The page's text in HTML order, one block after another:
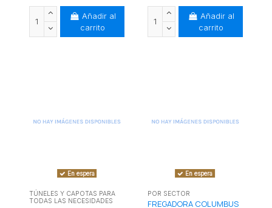
Añadir al
carrito
Añadir al
carrito
En espera
TÚNELES Y CAPOTAS PARA
TODAS LAS NECESIDADES
En espera
POR SECTOR
FREGADORA COLUMBUS